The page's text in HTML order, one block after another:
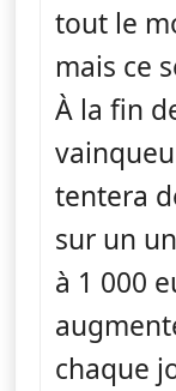
tout le
mais ce
À la fin
tentera
sur un
à 1 000
chaque